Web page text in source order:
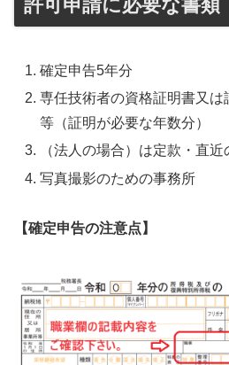
許可申請に必要な書類
確定申告5年分
専任技術者の資格証明書又
等（証明が必要な年数分）
（法人の場合）は定款・直近
写真撮影のための事務所
【確定申告の注意点】